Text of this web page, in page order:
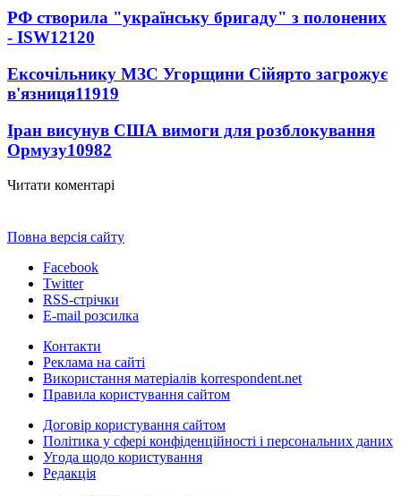
РФ створила "українську бригаду" з полонених
- ISW12120
Ексочільнику МЗС Угорщини Сійярто загрожує
в'язниця11919
Іран висунув США вимоги для розблокування
Ормузу10982
Читати коментарі
Повна версія сайту
Facebook
Twitter
RSS-стрічки
E-mail розсилка
Контакти
Реклама на сайті
Використання матеріалів korrespondent.net
Правила користування сайтом
Договір користування сайтом
Політика у сфері конфіденційності і персональних даних
Угода щодо користування
Редакція